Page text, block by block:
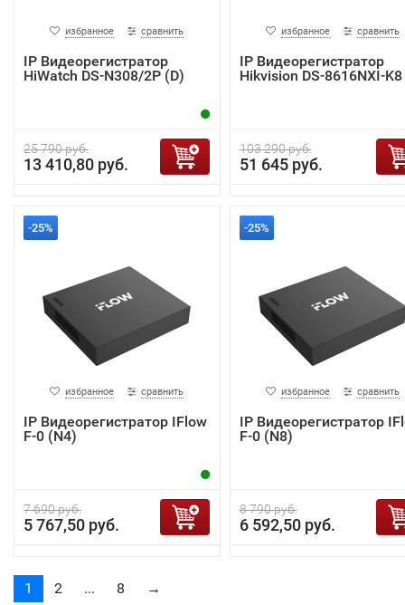
избранное сравнить
IP Видеорегистратор
HiWatch DS-N308/2P (D)
25 790 руб.
13 410,80 руб.
избранное сравнить
IP Видеорегистратор
Hikvision DS-8616NXI-K8
103 290 руб.
51 645 руб.
-25%
избранное сравнить
IP Видеорегистратор IFlow
F-0 (N4)
7 690 руб.
5 767,50 руб.
-25%
избранное сравнить
IP Видеорегистратор
F-0 (N8)
8 790 руб.
6 592,50 руб.
1 2 ... 8 →